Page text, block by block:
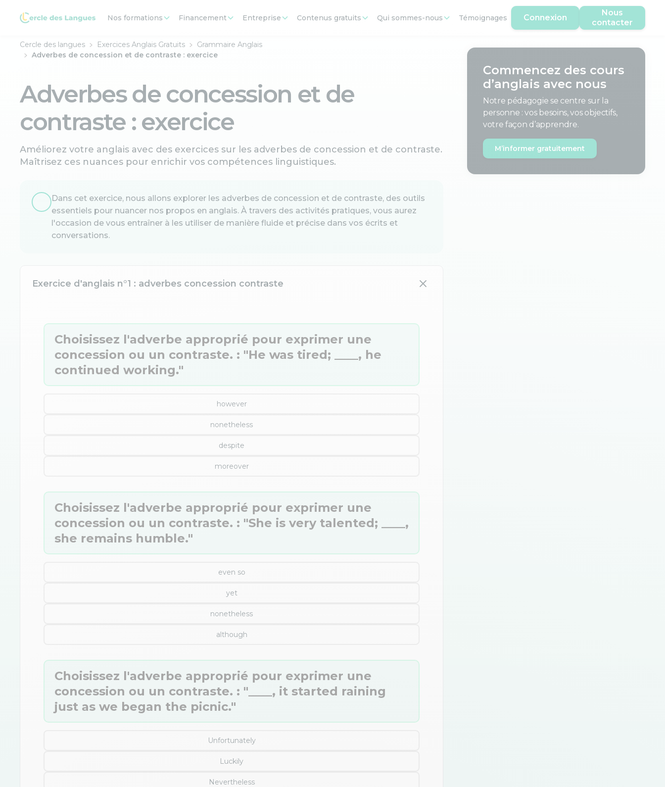
Nos formations Financement Entreprise Contenus gratuits Qui sommes-nous Témoignages Connexion
Nous
contacter
Cercle des langues Exercices Anglais Gratuits
Grammaire Anglais
Adverbes de concession et de contraste : exercice
Adverbes de concession et de
contraste : exercice
Améliorez votre anglais avec des exercices sur les adverbes de concession et de contraste.
Maîtrisez ces nuances pour enrichir vos compétences linguistiques.
Dans cet exercice, nous allons explorer les adverbes de concession et de contraste, des outils
essentiels pour nuancer nos propos en anglais. À travers des activités pratiques, vous aurez
l'occasion de vous entraîner à les utiliser de manière fluide et précise dans vos écrits et
conversations.
Exercice d'anglais n°1 : adverbes concession contraste
Choisissez l'adverbe approprié pour exprimer une
concession ou un contraste. : "He was tired; ____, he
continued working."
however
nonetheless
despite
moreover
Choisissez l'adverbe approprié pour exprimer une
concession ou un contraste. : "She is very talented; ____,
she remains humble."
even so
yet
nonetheless
although
Choisissez l'adverbe approprié pour exprimer une
concession ou un contraste. : "____, it started raining
just as we began the picnic."
Unfortunately
Luckily
Nevertheless
Commencez des cours
d’anglais avec nous
Notre pédagogie se centre sur la
personne : vos besoins, vos objectifs,
votre façon d’apprendre.
M’informer gratuitement